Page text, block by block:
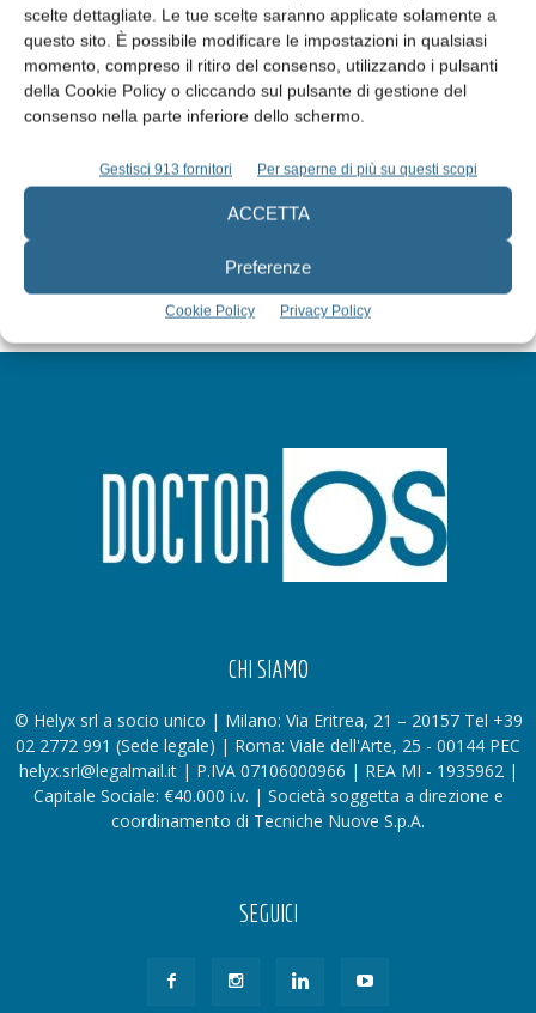
scelte dettagliate. Le tue scelte saranno applicate solamente a
questo sito. È possibile modificare le impostazioni in qualsiasi
momento, compreso il ritiro del consenso, utilizzando i pulsanti
della Cookie Policy o cliccando sul pulsante di gestione del
consenso nella parte inferiore dello schermo.
Gestisci 913 fornitori Per saperne di più su questi scopi
ACCETTA
Preferenze
Cookie Policy Privacy Policy
Edicola web
CHI SIAMO
© Helyx srl a socio unico | Milano: Via Eritrea, 21 – 20157 Tel +39
02 2772 991 (Sede legale) | Roma: Viale dell'Arte, 25 - 00144 PEC
helyx.srl@legalmail.it | P.IVA 07106000966 | REA MI - 1935962 |
Capitale Sociale: €40.000 i.v. | Società soggetta a direzione e
coordinamento di Tecniche Nuove S.p.A.
SEGUICI